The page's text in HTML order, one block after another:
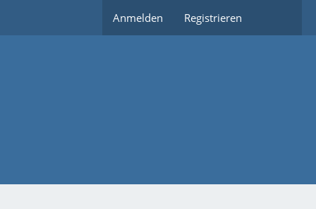
Anmelden Registrieren